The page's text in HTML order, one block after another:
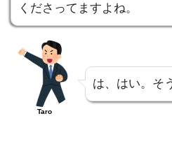
くださってますよね。
Taro
は、はい。そ